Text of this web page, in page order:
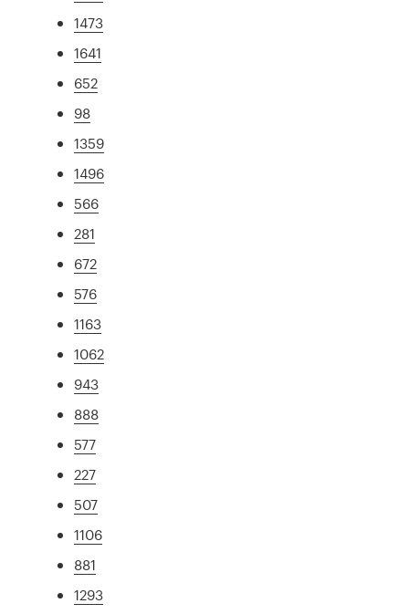
1473
1641
652
98
1359
1496
566
281
672
576
1163
1062
943
888
577
227
507
1106
881
1293